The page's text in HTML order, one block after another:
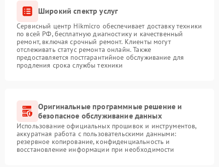
Широкий спектр услуг
Сервисный центр Hikmicro обеспечивает доставку техники
по всей РФ, бесплатную диагностику и качественный
ремонт, включая срочный ремонт. Клиенты могут
отслеживать статус ремонта онлайн. Также
предоставляется постгарантийное обслуживание для
продления срока службы техники
Оригинальные программные решение и
безопасное обслуживание данных
Использование официальных прошивок и инструментов,
аккуратная работа с пользовательскими данными:
резервное копирование, конфиденциальность и
восстановление информации при необходимости